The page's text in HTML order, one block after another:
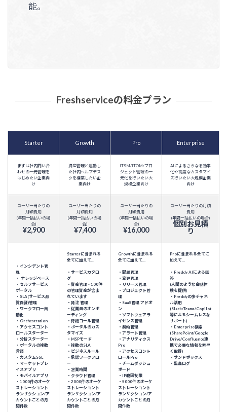
能。
Freshserviceの料金プラン
Starter Growth Pro Enterprise
まずは社内問い合
わせの一元管理を
はじめたい企業向
け
資産管理と連動し
た社内ヘルプデス
クを構築したい企
業向け
ITSM/ITOM/プロ
ジェクト管理の一
元化を行いたい大
規模企業向け
AIによるさらなる効率
化や高度なカスタマイ
ズ行いたい大規模企業
向け
ユーザー当たりの
月額費用
(年間一括払いの場
合)
¥2,900
ユーザー当たりの
月額費用
(年間一括払いの場
合)
¥7,400
ユーザー当たりの
月額費用
(年間一括払いの場
合)
¥16,000
ユーザー当たりの月額
費用
(年間一括払いの場合)
個別お見積
り
・インシデント管
理
・ ナレッジベース
・セルフサービス
ポータル
・SLA(サービス品
質保証)管理
・ワークフロー自
動化
・Orchestration
・アクセスコント
ロールスターター
・分析スターター
・ポータルの複数
言語
・カスタムSSL
・マーケットプレ
イスアプリ
・モバイルアプリ
・1000件のオーケ
ストレーショント
ランザクション/ア
カウントごとの月
間件数
Starterに含まれる
全てに加えて…
・サービスカタロ
グ
・資産管理 - 100件
の管理資産が含ま
れています
・発注 管理
・従業員のオンボ
ーディング
・待機コール管理
・ポータルのカス
タマイズ
・MSPモード
・複数のSLA
・ビジネスルール
・承認ワークフロ
ー
・営業時間
・クラウド管理
・2000件のオーケ
ストレーショント
ランザクション/ア
カウントごとの月
間件数
Growthに含まれる
全てに加えて…
・問題管理
・変更管理
・リリース管理
・プロジェクト管
理
・SaaS管理 アドオ
ン
・ソフトウェアラ
イセンス管理
・契約管理
・アラート管理
・アナリティクス
Pro
・アクセスコント
ロールPro
・チームダッシュ
ボード
・IP範囲制限
・5000件のオーケ
ストレーショント
ランザクション/ア
カウントごとの月
間件数
Proに含まれる全てに
加えて…
・Freddy AIによる回
答
(人間のような会話体
験を提供)
・Freddyの多チャネ
ル活用
(Slack/Teams/Copilot
等によるシームレスな
サポート)
・Enterprise検索
(SharePoint/Google
Drive/Confluence連
携で必要な情報を素早
く取得)
・サンドボックス
・監査ログ